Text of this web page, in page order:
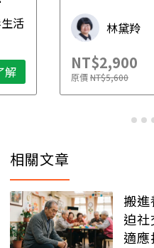
活
解
林黛羚
NT$2,900
原價NT$5,600
相關文章
搬進
迫
適應